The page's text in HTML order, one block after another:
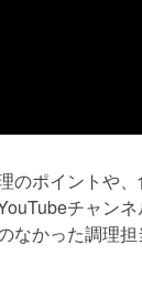
のポイントや
チャン
なかった調理